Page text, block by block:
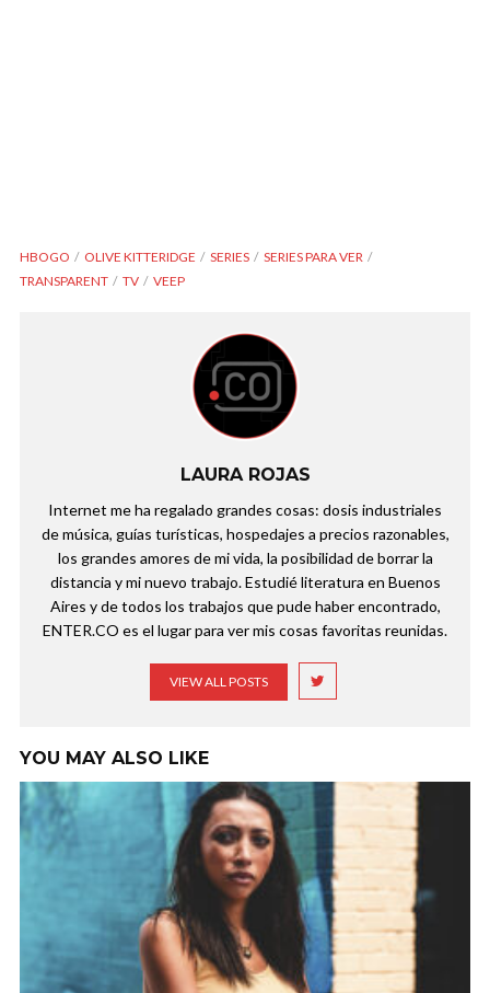
HBOGO OLIVE KITTERIDGE SERIES
SERIES PARA VER
TRANSPARENT
TV VEEP
LAURA ROJAS
Internet me ha regalado grandes cosas: dosis industriales
de música, guías turísticas, hospedajes a precios razonables,
los grandes amores de mi vida, la posibilidad de borrar la
distancia y mi nuevo trabajo. Estudié literatura en Buenos
Aires y de todos los trabajos que pude haber encontrado,
ENTER.CO es el lugar para ver mis cosas favoritas reunidas.
VIEW ALL POSTS
YOU MAY ALSO LIKE